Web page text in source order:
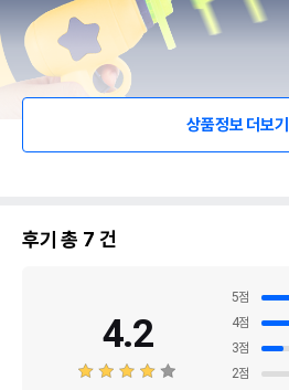
상품정보 더보기
후기 총 7 건
4.2
5점
4점
3점
2점